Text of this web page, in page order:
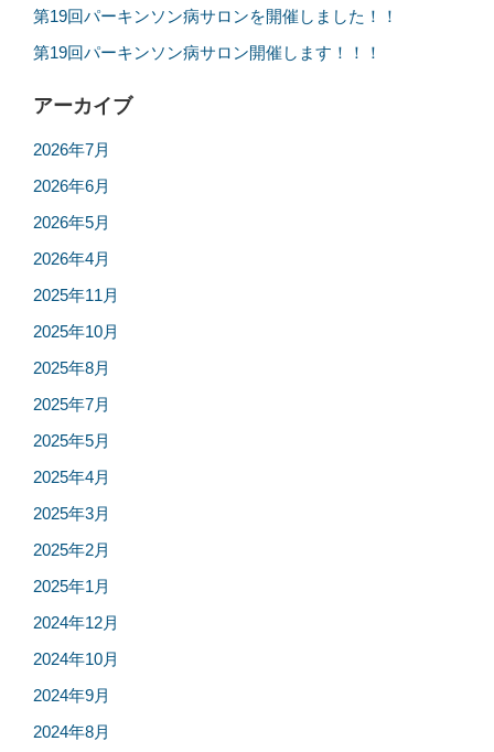
第19回パーキンソン病サロンを開催しました！！
第19回パーキンソン病サロン開催します！！！
アーカイブ
2026年7月
2026年6月
2026年5月
2026年4月
2025年11月
2025年10月
2025年8月
2025年7月
2025年5月
2025年4月
2025年3月
2025年2月
2025年1月
2024年12月
2024年10月
2024年9月
2024年8月